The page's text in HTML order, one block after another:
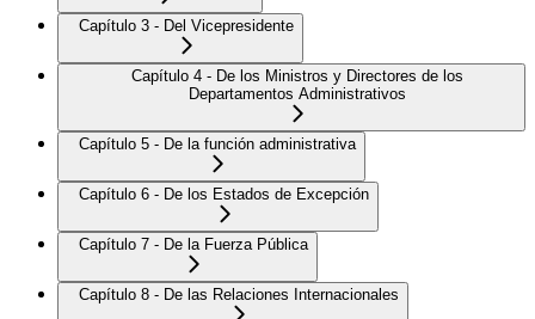
Capítulo 3 - Del Vicepresidente
Capítulo 4 - De los Ministros y Directores de los
Departamentos Administrativos
Capítulo 5 - De la función administrativa
Capítulo 6 - De los Estados de Excepción
Capítulo 7 - De la Fuerza Pública
Capítulo 8 - De las Relaciones Internacionales